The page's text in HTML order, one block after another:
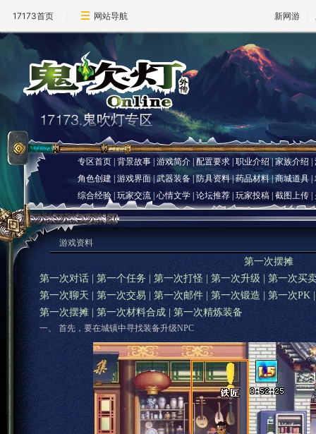
17173首页 网站导航 新网游
专区首页 背景故事 游戏简介 配置要求 职业介绍|家族介绍
角色创建 游戏界面| 武器装备|防具资料|药品材料|商城道具 |
综合经验 玩家交流 心情文学 论坛推荐 玩家投稿 截图上传
游戏资料
第一次摆摊
第一次对话 |第一个任务 |第一次打怪 |第一次升级 |第一次买
第一次聊天 |第一次交易 |第一次邮件 |第一次锻造 |第一次PK
第一次摆摊 |第一次材料合成 |第一次精炼装备
一、 首先，要在城镇中寻找装备升级NPC